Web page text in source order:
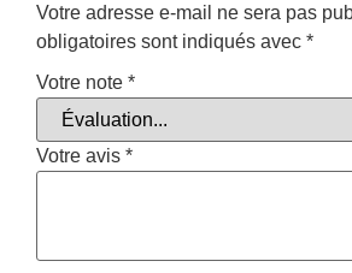
Votre adresse e-mail ne sera pas
obligatoires sont indiqués avec *
Votre note *
Votre avis *